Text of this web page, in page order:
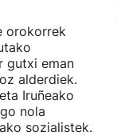
orokorrek
gutxi eman
alderdiek.
Iruñeako
nola
sozialistek.